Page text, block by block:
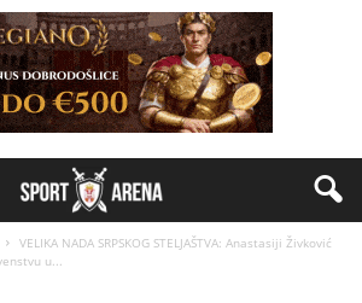
VELIKA NADA SRPSKOG STELJAŠTVA: Anastasiji Živković
u...